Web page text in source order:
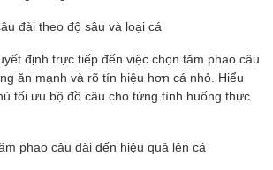
đài theo độ sâu và loại cá
định trực tiếp đến việc chọn tăm phao câu
ăn mạnh và rõ tín hiệu hơn cá nhỏ. Hiểu
tối ưu bộ đồ câu cho từng tình huống thực
phao câu đài đến hiệu quả lên cá